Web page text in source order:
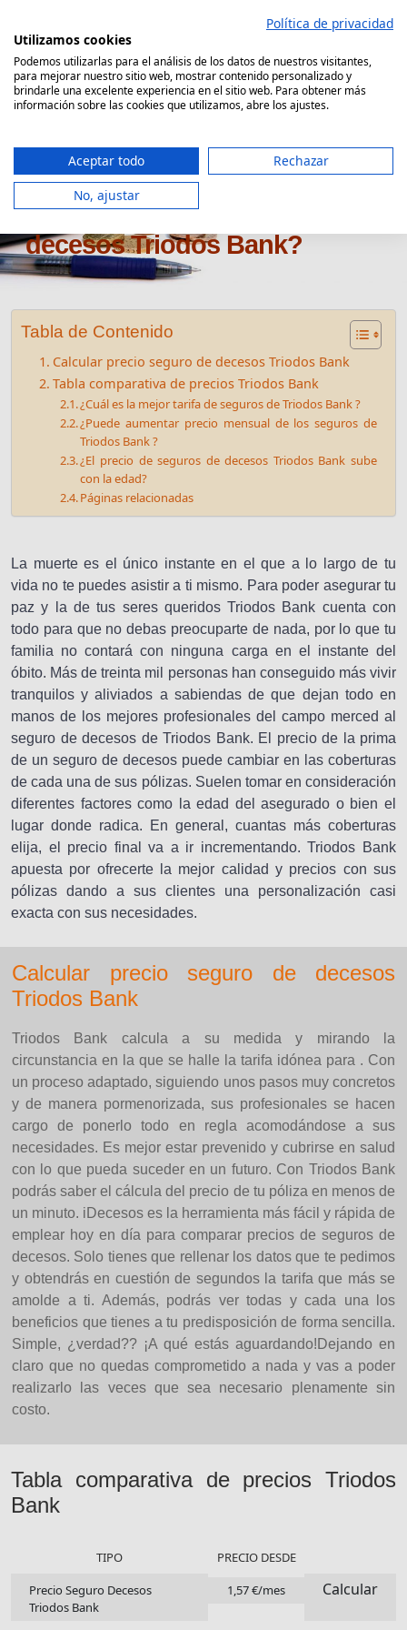
contenido
Comparador Seguro Decesos
¿Cuánto cuesta el seguro de
decesos Triodos Bank?
Tabla de Contenido
Calcular precio seguro de decesos Triodos Bank
Tabla comparativa de precios Triodos Bank
¿Cuál es la mejor tarifa de seguros de Triodos Bank ?
¿Puede aumentar precio mensual de los seguros de
Triodos Bank ?
¿El precio de seguros de decesos Triodos Bank sube
con la edad?
Páginas relacionadas
La muerte es el único instante en el que a lo largo de tu
vida no te puedes asistir a ti mismo. Para poder asegurar tu
paz y la de tus seres queridos Triodos Bank cuenta con
todo para que no debas preocuparte de nada, por lo que tu
familia no contará con ninguna carga en el instante del
óbito. Más de treinta mil personas han conseguido más vivir
tranquilos y aliviados a sabiendas de que dejan todo en
manos de los mejores profesionales del campo merced al
seguro de decesos de Triodos Bank. El precio de la prima
de un seguro de decesos puede cambiar en las coberturas
de cada una de sus pólizas. Suelen tomar en consideración
diferentes factores como la edad del asegurado o bien el
lugar donde radica. En general, cuantas más coberturas
elija, el precio final va a ir incrementando. Triodos Bank
apuesta por ofrecerte la mejor calidad y precios con sus
pólizas dando a sus clientes una personalización casi
exacta con sus necesidades.
Calcular precio seguro de decesos
Triodos Bank
Triodos Bank calcula a su medida y mirando la
circunstancia en la que se halle la tarifa idónea para . Con
un proceso adaptado, siguiendo unos pasos muy concretos
y de manera pormenorizada, sus profesionales se hacen
cargo de ponerlo todo en regla acomodándose a sus
necesidades. Es mejor estar prevenido y cubrirse en salud
con lo que pueda suceder en un futuro. Con Triodos Bank
podrás saber el cálcula del precio de tu póliza en menos de
un minuto. iDecesos es la herramienta más fácil y rápida de
emplear hoy en día para comparar precios de seguros de
decesos. Solo tienes que rellenar los datos que te pedimos
y obtendrás en cuestión de segundos la tarifa que más se
amolde a ti. Además, podrás ver todas y cada una los
beneficios que tienes a tu predisposición de forma sencilla.
Simple, ¿verdad?? ¡A qué estás aguardando!Dejando en
claro que no quedas comprometido a nada y vas a poder
realizarlo las veces que sea necesario plenamente sin
costo.
Tabla comparativa de precios Triodos
Bank
TIPO
PRECIO DESDE
Precio Seguro Decesos
Triodos Bank
1,57 €/mes Calcular
Política de privacidad
Utilizamos cookies
Podemos utilizarlas para el análisis de los datos de nuestros visitantes,
para mejorar nuestro sitio web, mostrar contenido personalizado y
brindarle una excelente experiencia en el sitio web. Para obtener más
información sobre las cookies que utilizamos, abre los ajustes.
Aceptar todo
Rechazar
No, ajustar